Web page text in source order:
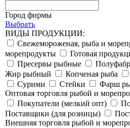
Город фирмы
Выбрать
ВИДЫ ПРОДУКЦИИ:
Свежемороженая, рыба и
морепродукты
Готовая
Пресервы рыбные
Жир рыбный
Копченая рыба
Сурими
Стейки Фарш
Оптовая торговля рыбой и
Покупатели (мелкий опт)
Поставщики (для розницы)
Внешняя торговля рыбой и